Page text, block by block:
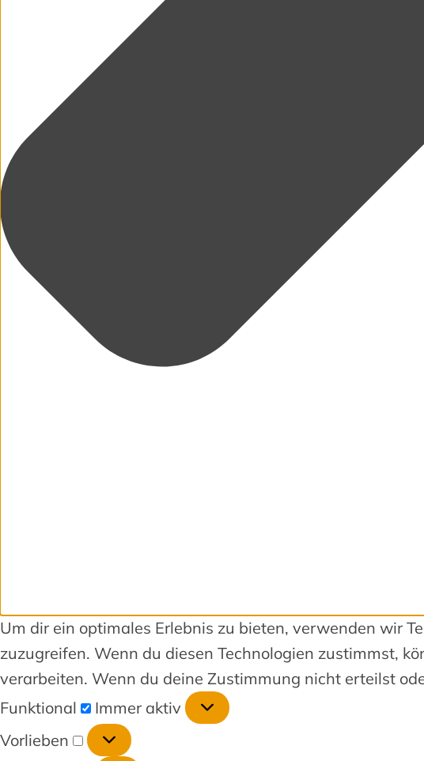
Um dir ein optimales Erlebnis zu bieten, verwenden wir
zuzugreifen. Wenn du diesen Technologien zustimmst,
verarbeiten. Wenn du deine Zustimmung nicht erteilst
Funktional
Immer aktiv
Vorlieben